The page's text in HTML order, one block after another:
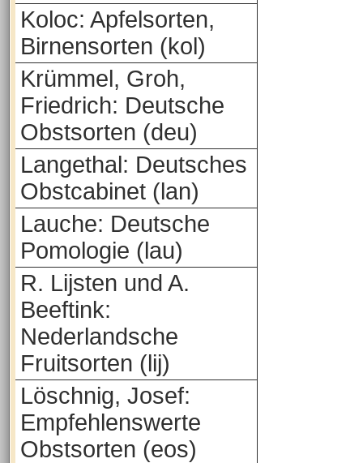
Koloc: Apfelsorten,
Birnensorten (kol)
Krümmel, Groh,
Friedrich: Deutsche
Obstsorten (deu)
Langethal: Deutsches
Obstcabinet (lan)
Lauche: Deutsche
Pomologie (lau)
R. Lijsten und A.
Beeftink:
Nederlandsche
Fruitsorten (lij)
Löschnig, Josef:
Empfehlenswerte
Obstsorten (eos)